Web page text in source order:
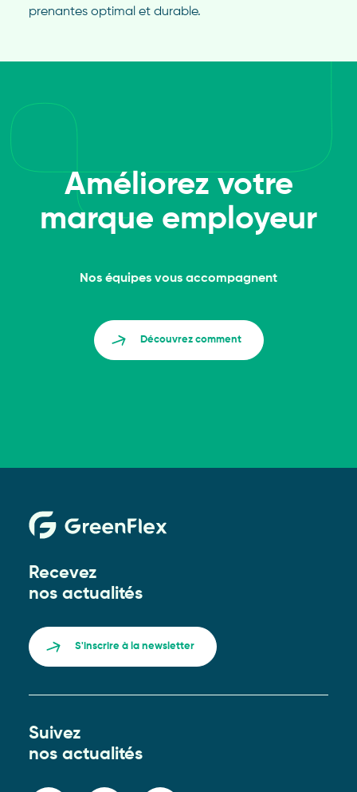
prenantes optimal et durable.
Améliorez votre
marque employeur
Nos équipes vous accompagnent
Découvrez comment
Recevez
nos actualités
S'inscrire à la newsletter
Suivez
nos actualités